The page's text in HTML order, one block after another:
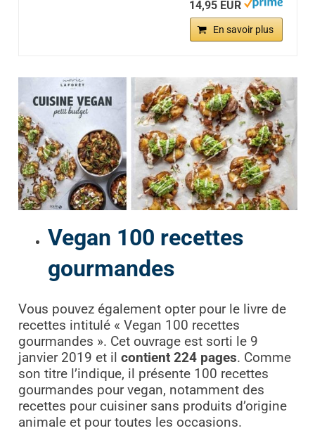
14,95 EUR
En savoir plus
Vegan 100 recettes
gourmandes
Vous pouvez également opter pour le livre de
recettes intitulé « Vegan 100 recettes
gourmandes ». Cet ouvrage est sorti le 9
janvier 2019 et il contient 224 pages. Comme
son titre l’indique, il présente 100 recettes
gourmandes pour vegan, notamment des
recettes pour cuisiner sans produits d’origine
animale et pour toutes les occasions.